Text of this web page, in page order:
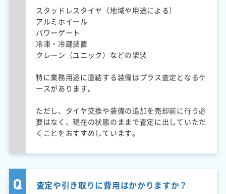
スタッドレスタイヤ（地域や用途による）
アルミホイール
パワーゲート
冷凍・冷蔵装置
クレーン（ユニック）などの架装
特に業務用途に直結する装備はプラス査定となるケ
ースがあります。
ただし、タイヤ交換や装備の追加を売却前に行う必
要はなく、現在の状態のままで査定に出していただ
くことをおすすめしています。
査定や引き取りに費用はかかりますか？